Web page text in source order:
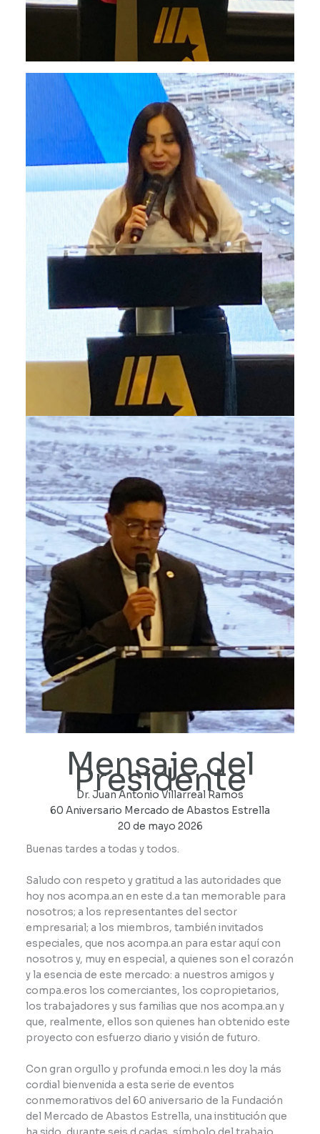
Mensaje del
Presidente
Dr. Juan Antonio Villarreal Ramos
60 Aniversario Mercado de Abastos Estrella
20 de mayo 2026
Buenas tardes a todas y todos.
Saludo con respeto y gratitud a las autoridades que
hoy nos acompa.an en este d.a tan memorable para
nosotros; a los representantes del sector
empresarial; a los miembros, también invitados
especiales, que nos acompa.an para estar aquí con
nosotros y, muy en especial, a quienes son el corazón
y la esencia de este mercado: a nuestros amigos y
compa.eros los comerciantes, los copropietarios,
los trabajadores y sus familias que nos acompa.an y
que, realmente, ellos son quienes han obtenido este
proyecto con esfuerzo diario y visión de futuro.
Con gran orgullo y profunda emoci.n les doy la más
cordial bienvenida a esta serie de eventos
conmemorativos del 60 aniversario de la Fundación
del Mercado de Abastos Estrella, una institución que